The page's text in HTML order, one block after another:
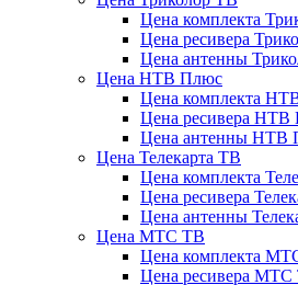
Цена комплекта
Цена ресивера
Цена антенны
Цена НТВ Плюс
Цена комплекта
Цена ресивера НТВ
Цена антенны НТВ
Цена Телекарта ТВ
Цена комплекта
Цена ресивера
Цена антенны
Цена МТС ТВ
Цена комплекта
Цена ресивера МТС